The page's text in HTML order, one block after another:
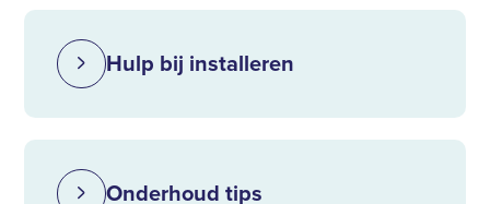
Hulp bij installeren
Onderhoud tips